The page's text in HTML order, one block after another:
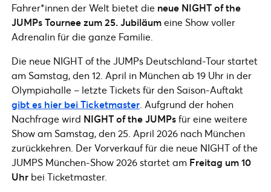
Fahrer*innen der Welt bietet die neue NIGHT of the
JUMPs Tournee zum 25. Jubiläumeine Show voller
Adrenalin für die ganze Familie.
Die neue NIGHT of the JUMPs Deutschland-Tour startet
am Samstag, den 12. April in München ab 19 Uhr in der
Olympiahalle – letzte Tickets für den Saison-Auftakt
gibt es hier bei Ticketmaster . Aufgrund der hohen
Nachfrage wird NIGHT of the JUMPsfür eine weitere
Show am Samstag, den 25. April 2026 nach München
zurückkehren. Der Vorverkauf für die neue NIGHT of the
JUMPS München-Show 2026 startet am Freitag um 10
Uhr bei Ticketmaster.